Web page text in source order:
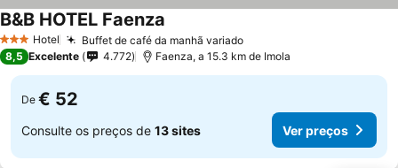
3 EstrelasHotel Buffet de café da manhã variado
B&B HOTEL Faenza
8,5 Excelente 4.772 Faenza, a 15.3 km de Imola
De € 52
Consulte os preços de 13 sites Ver preços